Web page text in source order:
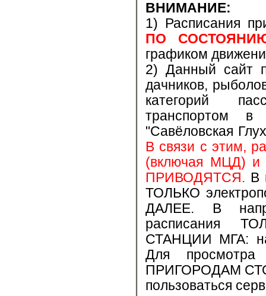
ВНИМАНИЕ:
1) Расписания
ПО
графиком
2) Данный сайт
дачников,
категорий
транспортом в
"Савёловская
В связи с этим,
(включая МЦД) и
ПРИВОДЯТСЯ. В
ТОЛЬКО
ДАЛЕЕ. В
расписания
СТАНЦИИ МГА: на
Для
ПРИГОРОДАМ
пользоваться